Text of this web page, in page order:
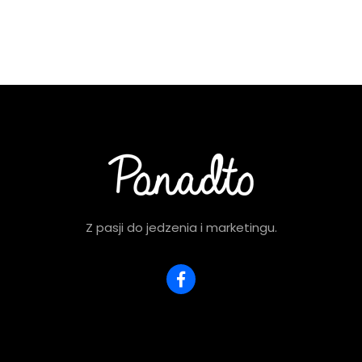
Z pasji do jedzenia i marketingu.